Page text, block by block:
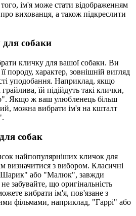
ім'я може стати відображенням
вихованця, а також підкреслити
собаки
кличку для вашої собаки. Ви
породу, характер, зовнішній вигляд
уподобання. Наприклад, якщо
їй підійдуть такі клички,
Якщо ж ваш улюбленець більш
можна вибрати ім'я на кшталт
собак
найпопулярніших кличок для
визначитися з вибором. Класичні
"Шарик" або "Малюк", завжди
забувайте, що оригінальність
вибрати ім'я, пов'язане з
фільмами, наприклад, "Гаррі" або